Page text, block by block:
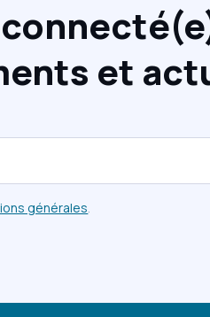
et
générales.